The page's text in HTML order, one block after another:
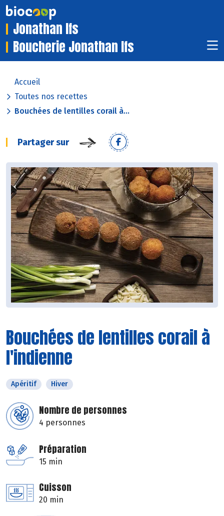
Jonathan Ifs
Boucherie Jonathan Ifs
Accueil
Toutes nos recettes
Bouchées de lentilles corail à...
Partager sur
Bouchées de lentilles corail à
l'indienne
Apéritif Hiver
Nombre de personnes
4 personnes
Préparation
15 min
Cuisson
20 min